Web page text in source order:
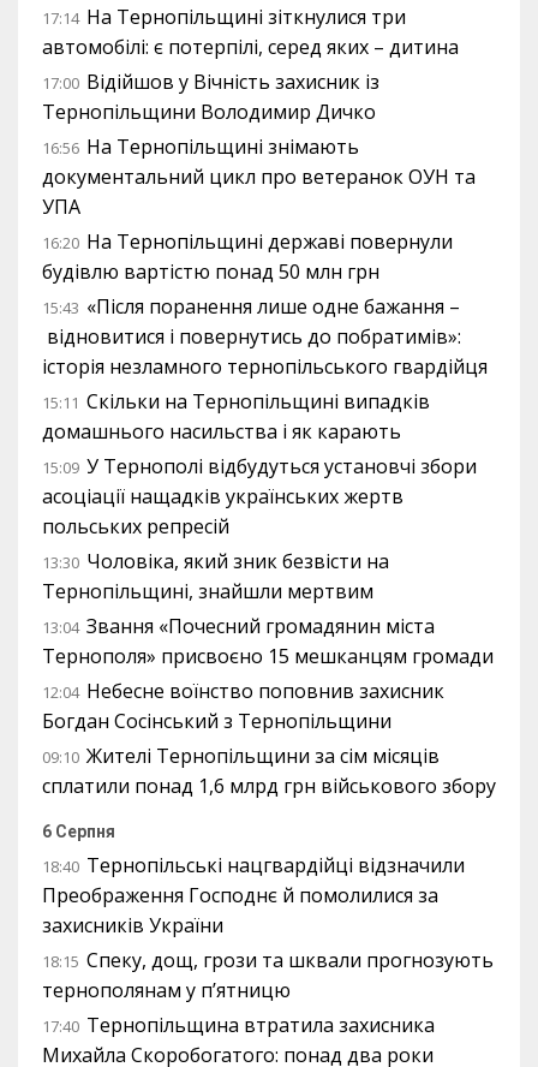
17:14 На Тернопільщині зіткнулися три
автомобілі: є потерпілі, серед яких – дитина
17:00 Відійшов у Вічність захисник із
Тернопільщини Володимир Дичко
16:56 На Тернопільщині знімають
документальний цикл про ветеранок ОУН та
УПА
16:20 На Тернопільщині державі повернули
будівлю вартістю понад 50 млн грн
15:43 «Після поранення лише одне бажання –
відновитися і повернутись до побратимів»:
історія незламного тернопільського гвардійця
15:11 Скільки на Тернопільщині випадків
домашнього насильства і як карають
15:09 У Тернополі відбудуться установчі збори
асоціації нащадків українських жертв
польських репресій
13:30 Чоловіка, який зник безвісти на
Тернопільщині, знайшли мертвим
13:04 Звання «Почесний громадянин міста
Тернополя» присвоєно 15 мешканцям громади
12:04 Небесне воїнство поповнив захисник
Богдан Сосінський з Тернопільщини
09:10 Жителі Тернопільщини за сім місяців
сплатили понад 1,6 млрд грн військового збору
6 Серпня
18:40 Тернопільські нацгвардійці відзначили
Преображення Господнє й помолилися за
захисників України
18:15 Спеку, дощ, грози та шквали прогнозують
тернополянам у п’ятницю
17:40 Тернопільщина втратила захисника
Михайла Скоробогатого: понад два роки